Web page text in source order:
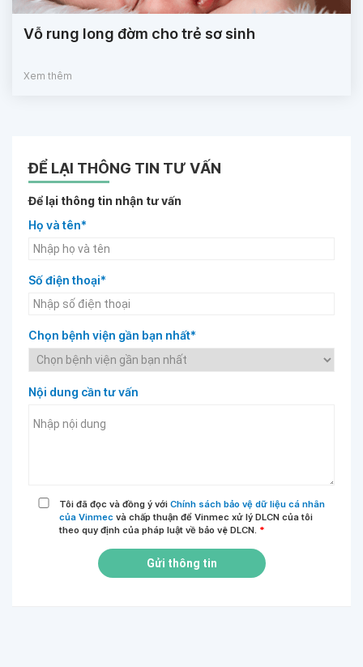
Vỗ rung long đờm cho trẻ sơ sinh
Xem thêm
ĐỂ LẠI THÔNG TIN TƯ VẤN
Để lại thông tin nhận tư vấn
Họ và tên*
Số điện thoại*
Chọn bệnh viện gần bạn nhất*
Nội dung cần tư vấn
Tôi đã đọc và đồng ý với Chính sách bảo vệ dữ liệu cá nhân
của Vinmec và chấp thuận để Vinmec xử lý DLCN của tôi
theo quy định của pháp luật về bảo vệ DLCN. *
Gửi thông tin